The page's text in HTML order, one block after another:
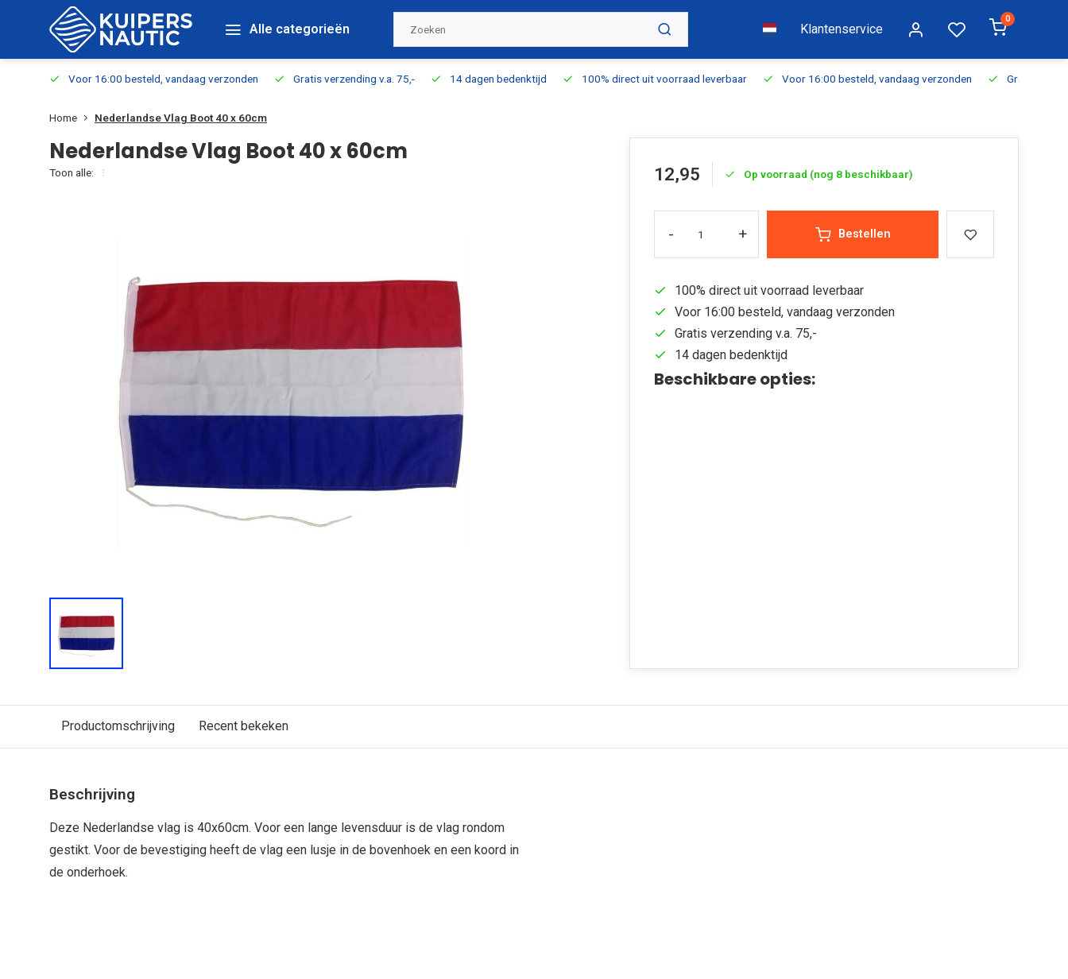
Alle categorieën Klantenservice
0
Voor 16:00 besteld, vandaag verzonden Gratis verzending v.a. 75,- 14 dagen bedenktijd 100% direct uit voorraad leverbaar Voor 16:00 besteld, vandaag verzonden Gratis
Home Nederlandse Vlag Boot 40 x 60cm
Nederlandse Vlag Boot 40 x 60cm
Toon alle: 12,95 Op voorraad (nog 8 beschikbaar)
- + Bestellen
100% direct uit voorraad leverbaar
Voor 16:00 besteld, vandaag verzonden
Gratis verzending v.a. 75,-
14 dagen bedenktijd
Beschikbare opties:
Productomschrijving Recent bekeken
Beschrijving
Deze Nederlandse vlag is 40x60cm. Voor een lange levensduur is de vlag rondom
gestikt. Voor de bevestiging heeft de vlag een lusje in de bovenhoek en een koord in
de onderhoek.